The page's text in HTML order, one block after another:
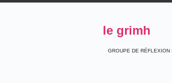
le grimh
GROUPE DE RÉFLEXION